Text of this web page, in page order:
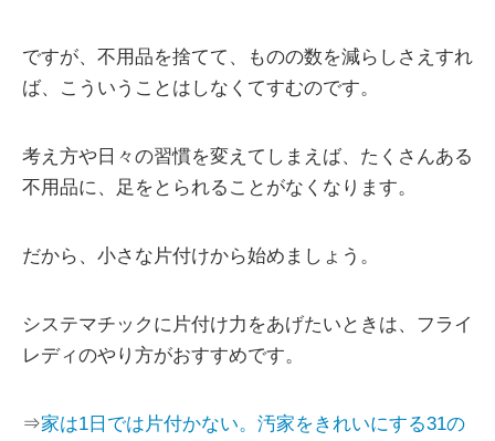
ですが、不用品を捨てて、ものの数を減らしさえすれ
ば、こういうことはしなくてすむのです。
考え方や日々の習慣を変えてしまえば、たくさんある
不用品に、足をとられることがなくなります。
だから、小さな片付けから始めましょう。
システマチックに片付け力をあげたいときは、フライ
レディのやり方がおすすめです。
⇒家は1日では片付かない。汚家をきれいにする31の